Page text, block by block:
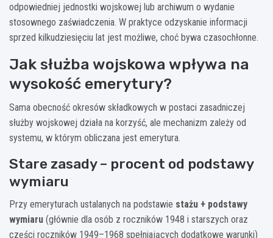
odpowiedniej jednostki wojskowej lub archiwum o wydanie
stosownego zaświadczenia. W praktyce odzyskanie informacji
sprzed kilkudziesięciu lat jest możliwe, choć bywa czasochłonne.
Jak służba wojskowa wpływa na
wysokość emerytury?
Sama obecność okresów składkowych w postaci zasadniczej
służby wojskowej działa na korzyść, ale mechanizm zależy od
systemu, w którym obliczana jest emerytura.
Stare zasady – procent od podstawy
wymiaru
Przy emeryturach ustalanych na podstawie stażu + podstawy
wymiaru (głównie dla osób z roczników 1948 i starszych oraz
części roczników 1949–1968 spełniających dodatkowe warunki)